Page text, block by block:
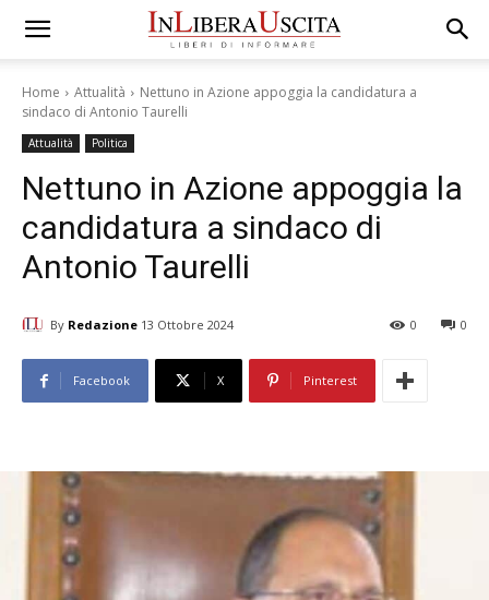
Home Attualità
Nettuno in Azione appoggia la candidatura a
sindaco di Antonio Taurelli
Attualità Politica
Nettuno in Azione appoggia la
candidatura a sindaco di
Antonio Taurelli
By Redazione 13 Ottobre 2024 0
0
Facebook X Pinterest